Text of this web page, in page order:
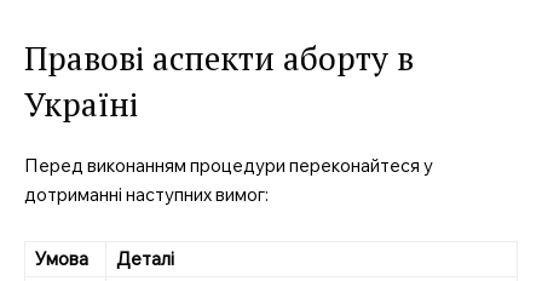
Правові аспекти аборту в
Україні
Перед виконанням процедури переконайтеся у
дотриманні наступних вимог:
Умова Деталі